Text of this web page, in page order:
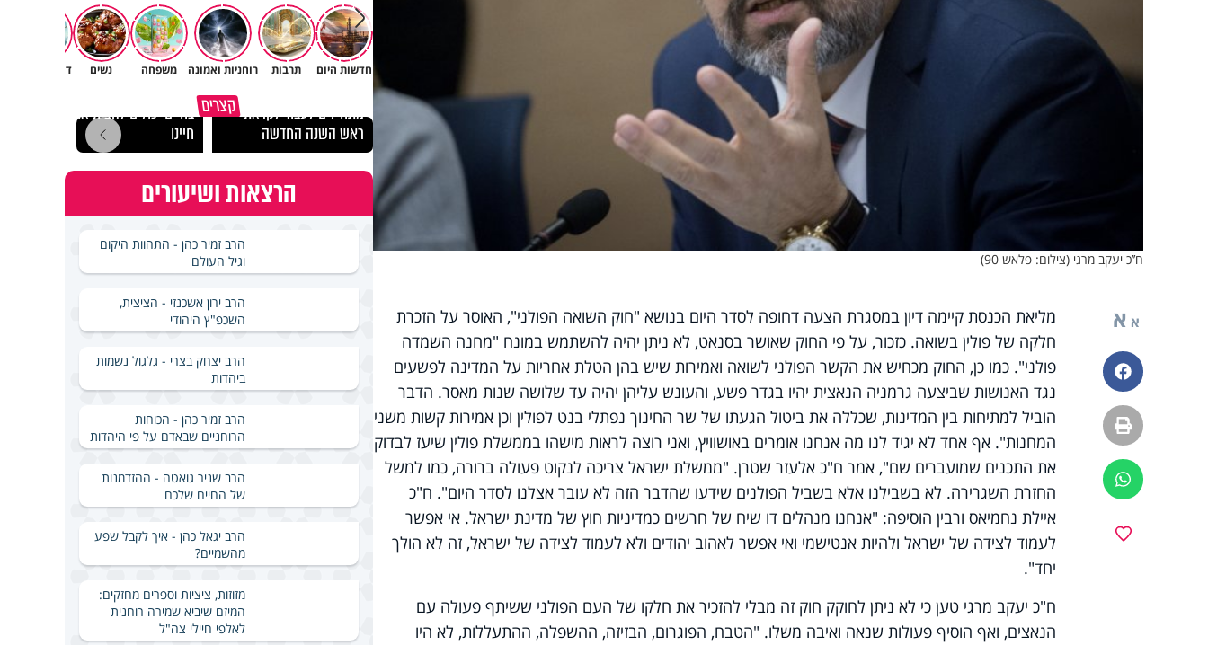
ח’’כ יעקב מרגי (צילום: פלאש 90)
א א
פייסבוק
הדפסה
ווטסאפ
מליאת הכנסת קיימה דיון במסגרת הצעה דחופה לסדר היום בנושא "חוק השואה הפולני", האוסר על הזכרת
חלקה של פולין בשואה. כזכור, על פי החוק שאושר בסנאט, לא ניתן יהיה להשתמש במונח "מחנה השמדה
פולני". כמו כן, החוק מכחיש את הקשר הפולני לשואה ואמירות שיש בהן הטלת אחריות על המדינה לפשעים
נגד האנושות שביצעה גרמניה הנאצית יהיו בגדר פשע, והעונש עליהן יהיה עד שלושה שנות מאסר. הדבר
הוביל למתיחות בין המדינות, שכללה את ביטול הגעתו של שר החינוך נפתלי בנט לפולין וכן אמירות קשות משני
המחנות". אף אחד לא יגיד לנו מה אנחנו אומרים באושוויץ, ואני רוצה לראות מישהו בממשלת פולין שיעז לבדוק
את התכנים שמועברים שם", אמר ח"כ אלעזר שטרן. "ממשלת ישראל צריכה לנקוט פעולה ברורה, כמו למשל
החזרת השגרירה. לא בשבילנו אלא בשביל הפולנים שידעו שהדבר הזה לא עובר אצלנו לסדר היום". ח"כ
איילת נחמיאס ורבין הוסיפה: "אנחנו מנהלים דו שיח של חרשים כמדיניות חוץ של מדינת ישראל. אי אפשר
לעמוד לצידה של ישראל ולהיות אנטישמי ואי אפשר לאהוב יהודים ולא לעמוד לצידה של ישראל, זה לא הולך
יחד".
ח"כ יעקב מרגי טען כי לא ניתן לחוקק חוק זה מבלי להזכיר את חלקו של העם הפולני ששיתף פעולה עם
הנאצים, ואף הוסיף פעולות שנאה ואיבה משלו. "הטבח, הפוגרום, הבזיזה, ההשפלה, ההתעללות, לא היו
חדשות היום תרבות רוחניות ואמונה משפחה נשים דעות וטורים
קצרים מתחילים לעבוד לקראת
ראש השנה החדשה
בחיים יכולים להצית את
חיינו
הרצאות ושיעורים
הרב זמיר כהן - התהוות היקום
וגיל העולם
הרב ירון אשכנזי - הציצית,
השכפ"ץ היהודי
הרב יצחק בצרי - גלגול נשמות
ביהדות
הרב זמיר כהן - הכוחות
הרוחניים שבאדם על פי היהדות
הרב שניר גואטה - ההזדמנות
של החיים שלכם
הרב יגאל כהן - איך לקבל שפע
מהשמיים?
מזוזות, ציציות וספרים מחזקים:
המיזם שיביא שמירה רוחנית
לאלפי חיילי צה"ל